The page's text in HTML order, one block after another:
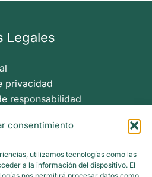
consentimiento
utilizamos tecnologías como las
a la información del dispositivo. El
Legales
privacidad
responsabilidad
y Condiciones